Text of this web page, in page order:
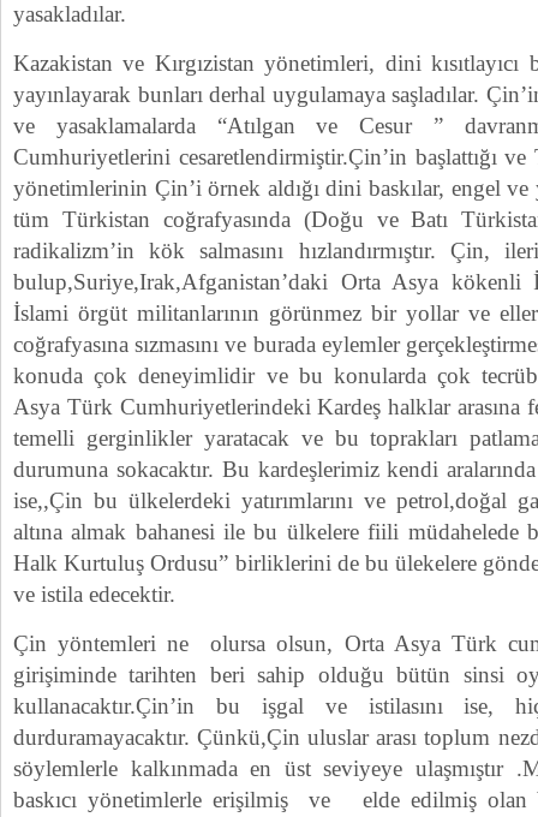
yasakladılar.
Kazakistan ve Kırgızistan yönetimleri, dini kısıtlayıcı
yayınlayarak bunları derhal uygulamaya saşladılar.
ve yasaklamalarda “Atılgan ve Cesur ”
Cumhuriyetlerini cesaretlendirmiştir.Çin’in başlattığı
yönetimlerinin Çin’i örnek aldığı dini baskılar, engel ve
tüm Türkistan coğrafyasında (Doğu ve Batı
radikalizm’in kök salmasını hızlandırmıştır. Çin,
bulup,Suriye,Irak,Afganistan’daki Orta Asya
İslami örgüt militanlarının görünmez bir yollar ve
coğrafyasına sızmasını ve burada eylemler
konuda çok deneyimlidir ve bu konularda çok
Asya Türk Cumhuriyetlerindeki Kardeş halklar arasına
temelli gerginlikler yaratacak ve bu toprakları
durumuna sokacaktır. Bu kardeşlerimiz kendi
ise,,Çin bu ülkelerdeki yatırımlarını ve petrol,doğal
altına almak bahanesi ile bu ülkelere fiili müdahelede
Halk Kurtuluş Ordusu” birliklerini de bu ülekelere
ve istila edecektir.
Çin yöntemleri ne olursa olsun, Orta Asya Türk
girişiminde tarihten beri sahip olduğu bütün sinsi
kullanacaktır.Çin’in bu işgal ve istilasını ise,
durduramayacaktır. Çünkü,Çin uluslar arası toplum
söylemlerle kalkınmada en üst seviyeye ulaşmıştır
baskıcı yönetimlerle erişilmiş ve elde edilmiş olan